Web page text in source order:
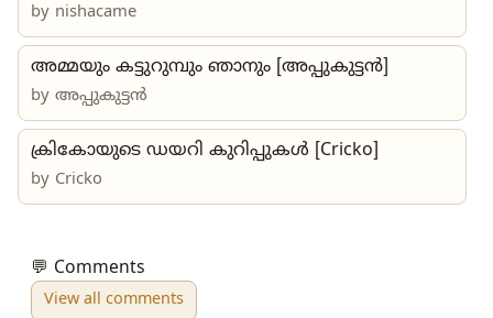
by nishacame
അമ്മയും കട്ടുറുമ്പും ഞാനും [അപ്പുകുട്ടൻ]
by അപ്പുകുട്ടൻ
ക്രികോയുടെ ഡയറി കുറിപ്പുകൾ [Cricko]
by Cricko
💬 Comments
View all comments